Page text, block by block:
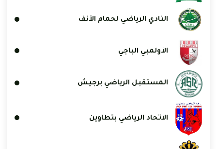
النادي الرياضي لحمام الأنف
الأولمبي الباجي
المستقبل الرياضي برجيش
الاتحاد الرياضي بتطاوين